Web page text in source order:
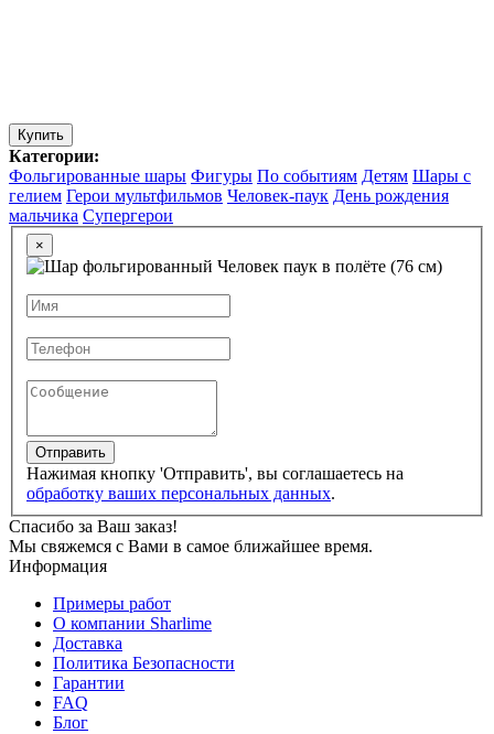
Купить
Категории:
Фольгированные шары Фигуры По событиям Детям Шары с
гелием Герои мультфильмов Человек-паук День рождения
мальчика Супергерои
×
Отправить
Нажимая кнопку 'Отправить', вы соглашаетесь на
обработку ваших персональных данных.
Спасибо за Ваш заказ!
Мы свяжемся с Вами в самое ближайшее время.
Информация
Примеры работ
О компании Sharlime
Доставка
Политика Безопасности
Гарантии
FAQ
Блог